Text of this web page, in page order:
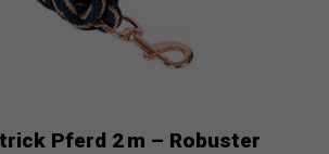
Pferd 2 m – Robuster